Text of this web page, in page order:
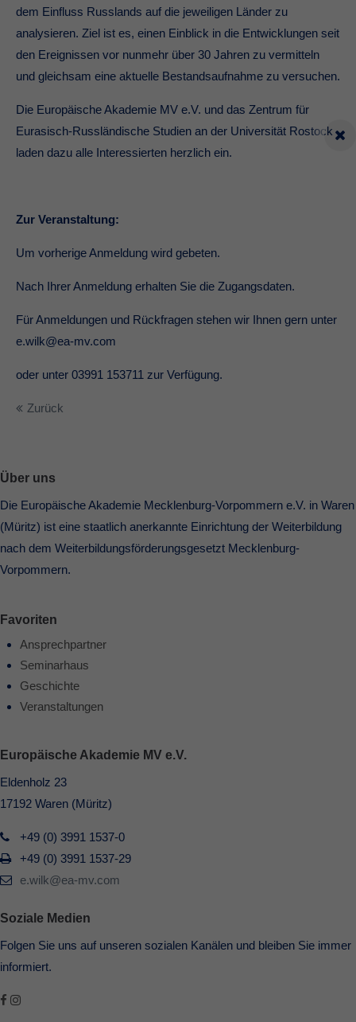
dem Einfluss Russlands auf die jeweiligen Länder zu
analysieren. Ziel ist es, einen Einblick in die Entwicklungen seit
den Ereignissen vor nunmehr über 30 Jahren zu vermitteln
und gleichsam eine aktuelle Bestandsaufnahme zu versuchen.
Die Europäische Akademie MV e.V. und das Zentrum für
Eurasisch-Russländische Studien an der Universität Rostock
laden dazu alle Interessierten herzlich ein.
Zur Veranstaltung:
Um vorherige Anmeldung wird gebeten.
Nach Ihrer Anmeldung erhalten Sie die Zugangsdaten.
Für Anmeldungen und Rückfragen stehen wir Ihnen gern unter
e.wilk@ea-mv.com
oder unter 03991 153711 zur Verfügung.
Zurück
Über uns
Die Europäische Akademie Mecklenburg-Vorpommern e.V. in Waren
(Müritz) ist eine staatlich anerkannte Einrichtung der Weiterbildung
nach dem Weiterbildungsförderungsgesetzt Mecklenburg-
Vorpommern.
Favoriten
Ansprechpartner
Seminarhaus
Geschichte
Veranstaltungen
Europäische Akademie MV e.V.
Eldenholz 23
17192 Waren (Müritz)
+49 (0) 3991 1537-0
+49 (0) 3991 1537-29
e.wilk@ea-mv.com
Soziale Medien
Folgen Sie uns auf unseren sozialen Kanälen und bleiben Sie immer
informiert.